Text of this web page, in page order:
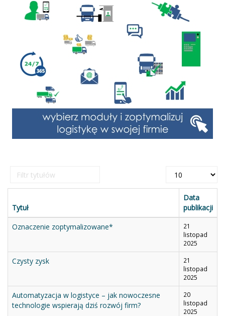
Filtr
tytułów
Pokaż
Tytuł
Data
publikacji
Oznaczenie zoptymalizowane*
21
listopad
2025
Czysty zysk
21
listopad
2025
Automatyzacja w logistyce – jak nowoczesne
technologie wspierają dziś rozwój firm?
20
listopad
2025